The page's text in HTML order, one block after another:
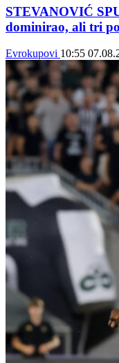
STEVANOVIĆ
dominirao, ali tri
Evrokupovi 10:55